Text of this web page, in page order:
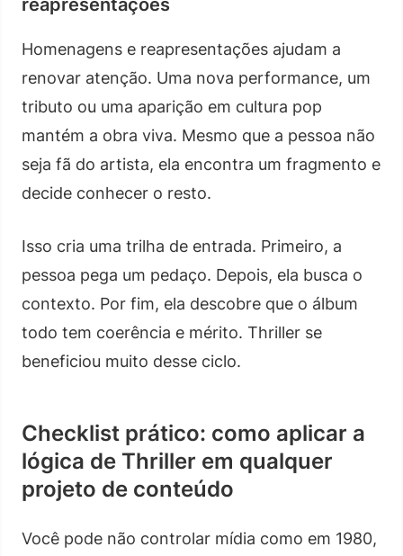
reapresentações
Homenagens e reapresentações ajudam a
renovar atenção. Uma nova performance, um
tributo ou uma aparição em cultura pop
mantém a obra viva. Mesmo que a pessoa não
seja fã do artista, ela encontra um fragmento e
decide conhecer o resto.
Isso cria uma trilha de entrada. Primeiro, a
pessoa pega um pedaço. Depois, ela busca o
contexto. Por fim, ela descobre que o álbum
todo tem coerência e mérito. Thriller se
beneficiou muito desse ciclo.
Checklist prático: como aplicar a
lógica de Thriller em qualquer
projeto de conteúdo
Você pode não controlar mídia como em 1980,